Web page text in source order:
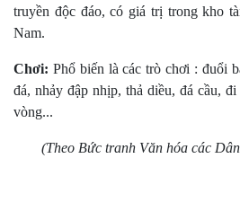
truyền độc đáo, có giá trị trong kho
Nam.
Chơi: Phổ biến là các trò chơi : đuổi
đá, nhảy đập nhịp, thả diều, đá cầu,
vòng...
(Theo Bức tranh Văn hóa các